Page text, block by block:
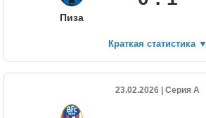
Пиза
Краткая статистика ▼
23.02.2026 | Серия А